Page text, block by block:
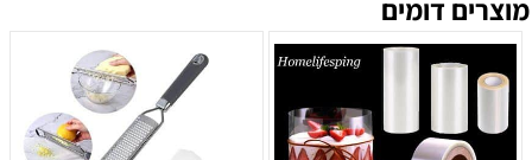
מוצרים דומים